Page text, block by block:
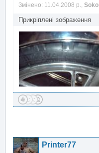
Змінено: 11.04.2008 р., Sokol
Прикріплені зображення
Printer77